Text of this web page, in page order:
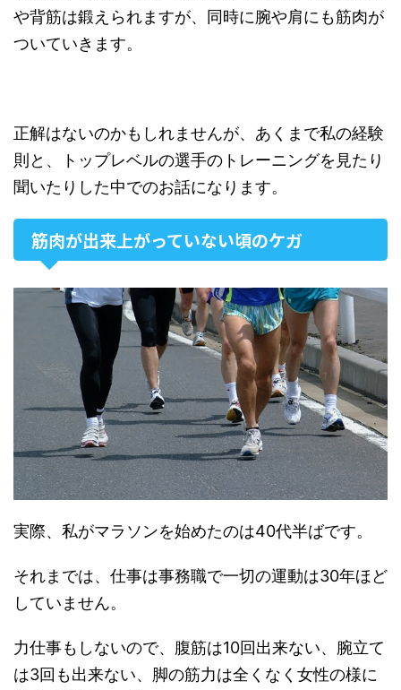
や背筋は鍛えられますが、同時に腕や肩にも筋肉が
ついていきます。
正解はないのかもしれませんが、あくまで私の経験
則と、トップレベルの選手のトレーニングを見たり
聞いたりした中でのお話になります。
筋肉が出来上がっていない頃のケガ
実際、私がマラソンを始めたのは40代半ばです。
それまでは、仕事は事務職で一切の運動は30年ほど
していません。
力仕事もしないので、腹筋は10回出来ない、腕立て
は3回も出来ない、脚の筋力は全くなく女性の様に